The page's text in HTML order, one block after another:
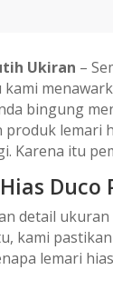
Ukiran –
kami
bingung
produk lemari
Karena itu
Duco
detail
kami
lemari